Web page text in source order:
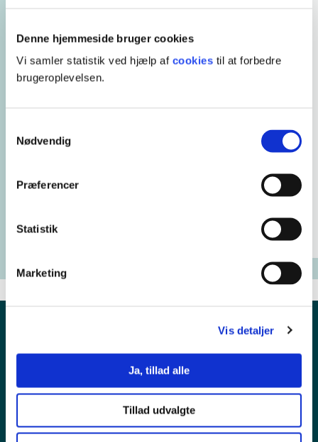
Denne hjemmeside bruger cookies
Vi samler statistik ved hjælp af cookies til at forbedre
brugeroplevelsen.
Nødvendig
Præferencer
Statistik
Marketing
Vis detaljer
Ja, tillad alle
Tillad udvalgte
Bliv klogere på Lærfest 2023 og læs det fulde program her.